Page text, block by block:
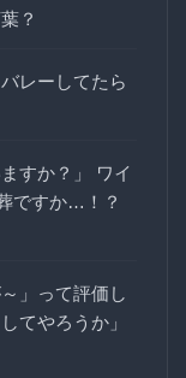
？
レーしてたら
すか？」 ワイ
ですか…！？
」って評価し
てやろうか」